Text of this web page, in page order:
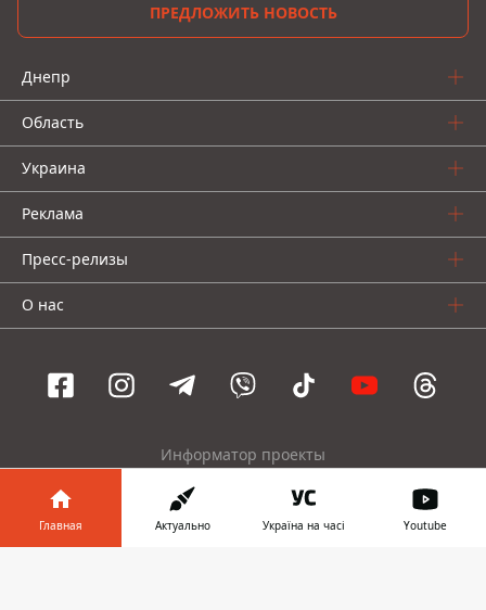
ПРЕДЛОЖИТЬ НОВОСТЬ
Днепр
Область
Украина
Реклама
Пресс-релизы
О нас
Информатор проекты
Информатор
Украина
Информатор
Киев
Информатор
Главная Актуально Україна на часі Youtube